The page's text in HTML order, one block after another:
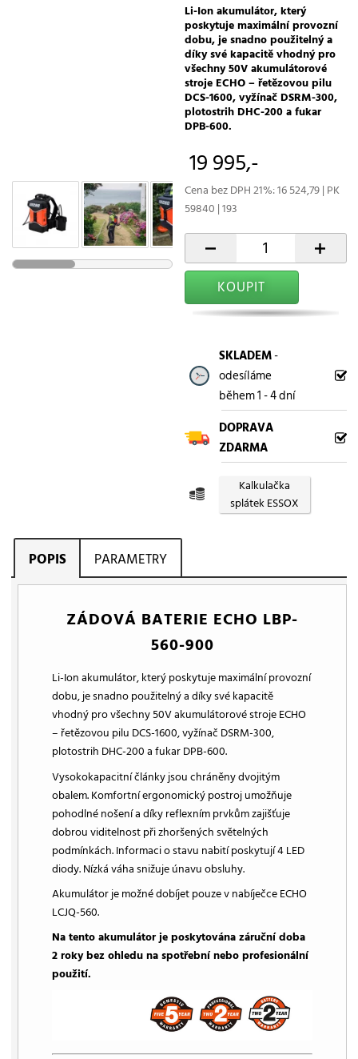
Li-Ion akumulátor, který
poskytuje maximální provozní
dobu, je snadno použitelný a
díky své kapacitě vhodný pro
všechny 50V akumulátorové
stroje ECHO – řetězovou pilu
DCS-1600, vyžínač DSRM-300,
plotostrih DHC-200 a fukar
DPB-600.
19 995,-
Cena bez DPH 21%: 16 524,79 | PK
59840 | 193
- +
KOUPIT
SKLADEM-
odesíláme
během 1 - 4 dní
DOPRAVA
ZDARMA
Kalkulačka
splátek ESSOX
POPIS PARAMETRY
ZÁDOVÁ BATERIE ECHO LBP-
560-900
Li-Ion akumulátor, který poskytuje maximální provozní
dobu, je snadno použitelný a díky své kapacitě
vhodný pro všechny 50V akumulátorové stroje ECHO
– řetězovou pilu DCS-1600, vyžínač DSRM-300,
plotostrih DHC-200 a fukar DPB-600.
Vysokokapacitní články jsou chráněny dvojitým
obalem. Komfortní ergonomický postroj umožňuje
pohodlné nošení a díky reflexním prvkům zajišťuje
dobrou viditelnost při zhoršených světelných
podmínkách. Informaci o stavu nabití poskytují 4 LED
diody. Nízká váha snižuje únavu obsluhy.
Akumulátor je možné dobíjet pouze v nabíječce ECHO
LCJQ-560.
Na tento akumulátor je poskytována záruční doba
2 roky bez ohledu na spotřební nebo profesionální
použití.